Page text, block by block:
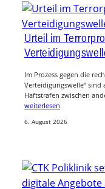
Urteil im
Im Prozess gegen die
Verteidigungswelle“ sind
Haftstrafen zwischen
weiterlesen
6. August 2026